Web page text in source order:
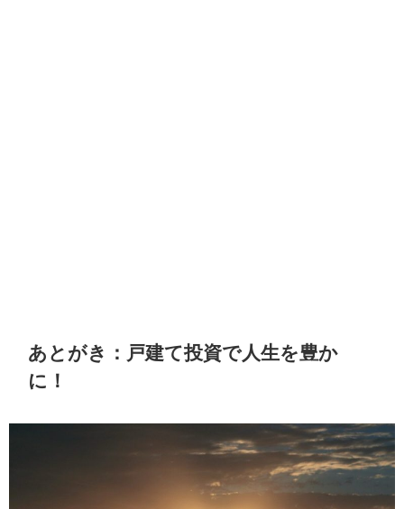
あとがき：戸建て投資で人生を豊か
に！